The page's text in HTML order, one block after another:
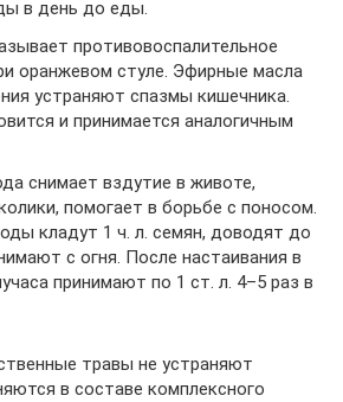
в день до еды.
противовоспалительное
оранжевом стуле. Эфирные масла
устраняют спазмы кишечника.
и принимается аналогичным
снимает вздутие в животе,
помогает в борьбе с поносом.
кладут 1 ч. л. семян, доводят до
с огня. После настаивания в
принимают по 1 ст. л. 4–5 раз в
травы не устраняют
в составе комплексного